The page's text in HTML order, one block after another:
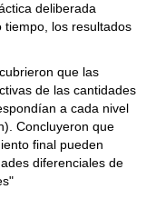
deliberada
tiempo, los resultados
que las
de las cantidades
a cada nivel
Concluyeron que
final pueden
diferenciales de